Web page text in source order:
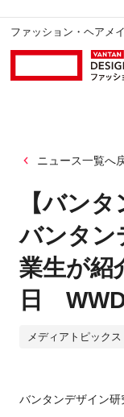
ファッション・ヘアメ
ニュース一覧へ
【バン
バンタン
業生が紹
日
メディアトピックス
バンタンデザイン